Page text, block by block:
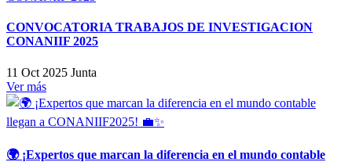
CONVOCATORIA TRABAJOS DE INVESTIGACION
CONANIIF 2025
11 Oct 2025 Junta
Ver más
🌍 ¡Expertos que marcan la diferencia en el mundo contable